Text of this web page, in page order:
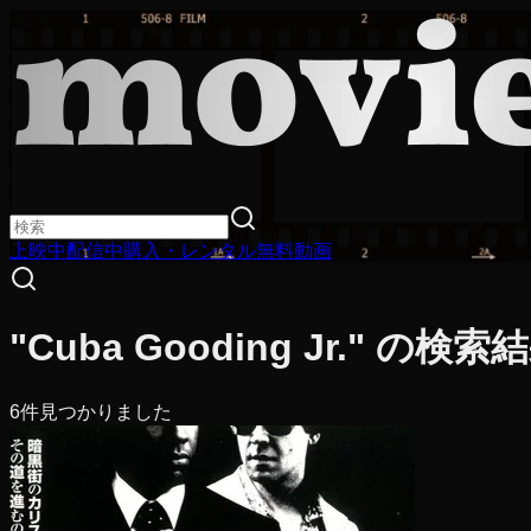
上映中配信中購入・レンタル無料動画
"Cuba Gooding Jr." の検索
6件見つかりました